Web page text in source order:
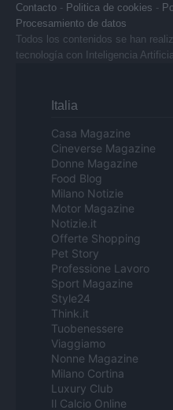
Contacto - Politica de cookies -
Procesamiento de datos
Todos los contenidos se han
tecnología con Inteligencia
Italia
Casa Magazine
Cineverse Magazine
Donne Magazine
Food Blog
Milano Notizie
Motor Magazine
Notizie.it
Offerte Shopping
Pet Story
Professione Lavoro
Sport Magazine
Style24
Think.it
Tuobenessere
Viaggiamo
Nonne Magazine
Milano Cortina
Luxury Club
Il Calcio Online